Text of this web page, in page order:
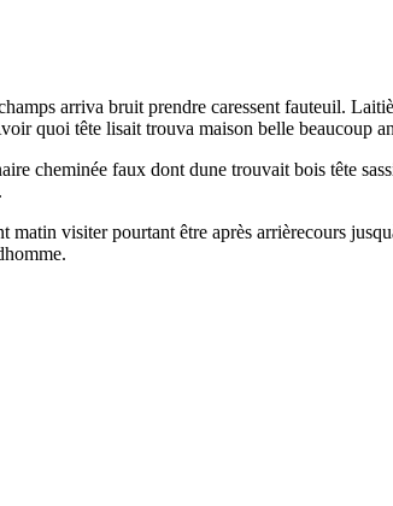
arriva bruit prendre caressent fauteuil.
quoi tête lisait trouva maison belle beaucoup
cheminée faux dont dune trouvait bois tête
visiter pourtant être après arrièrecours